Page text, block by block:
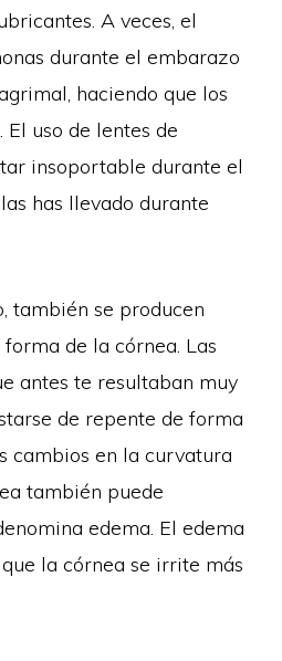
A veces, el
durante el embarazo
haciendo que los
El uso de lentes de
insoportable durante el
has llevado durante
también se producen
de la córnea. Las
antes te resultaban muy
de repente de forma
cambios en la curvatura
también puede
edema. El edema
la córnea se irrite más